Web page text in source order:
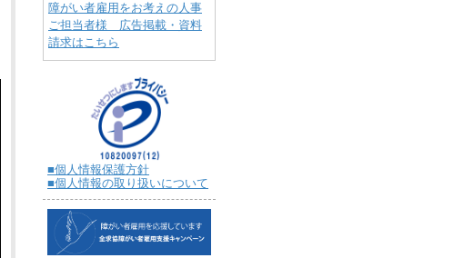
障がい者雇用をお考えの人事
ご担当者様 広告掲載・資料
請求はこちら
■個人情報保護方針
■個人情報の取り扱いについて